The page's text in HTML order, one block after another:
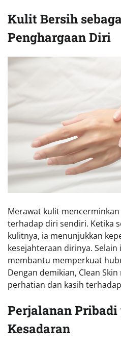
Kulit Bersih
Penghargaan Diri
Merawat kulit
terhadap diri sendiri. Ketika
kulitnya, ia menunjukkan
kesejahteraan dirinya.
membantu memperkuat
Dengan demikian, Clean
perhatian dan kasih
Perjalanan Pribadi
Kesadaran